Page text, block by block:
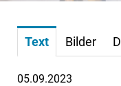
Text Bilder
05.09.2023